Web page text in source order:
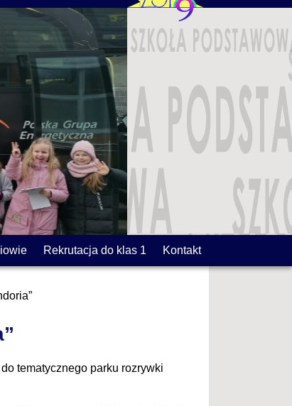
Rekrutacja do klas 1 Kontakt
tematycznego parku rozrywki